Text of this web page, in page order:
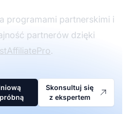
programami partnerskimi i
partnerów dzięki
.
Skonsultuj się
z ekspertem